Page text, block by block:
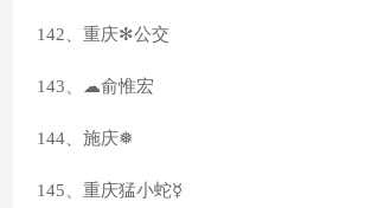
142、重庆✻公交
143、☁俞惟宏
144、施庆❅
145、重庆猛小蛇☿